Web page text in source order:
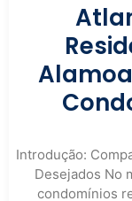
Introdução:
Desejados No
condomínios